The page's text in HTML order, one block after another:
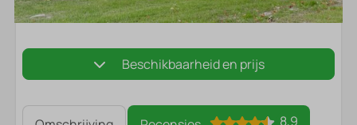
Beschikbaarheid en prijs
8,9